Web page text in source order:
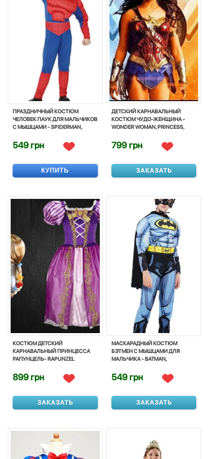
ПРАЗДНИЧНЫЙ КОСТЮМ
ЧЕЛОВЕК ПАУК ДЛЯ МАЛЬЧИКОВ
С МЫШЦАМИ - SPIDERMAN,
549 грн
КУПИТЬ
ДЕТСКИЙ КАРНАВАЛЬНЫЙ
КОСТЮМ ЧУДО-ЖЕНЩИНА -
WONDER WOMAN, PRINCESS,
799 грн
ЗАКАЗАТЬ
КОСТЮМ ДЕТСКИЙ
КАРНАВАЛЬНЫЙ ПРИНЦЕССА
РАПУНЦЕЛЬ- RAPUNZEL
899 грн
ЗАКАЗАТЬ
МАСКАРАДНЫЙ КОСТЮМ
БЭТМЕН С МЫШЦАМИ ДЛЯ
МАЛЬЧИКА - BATMAN,
BOY, DISNEY
549 грн
ЗАКАЗАТЬ